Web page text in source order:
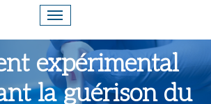
expérimental
la guérison du